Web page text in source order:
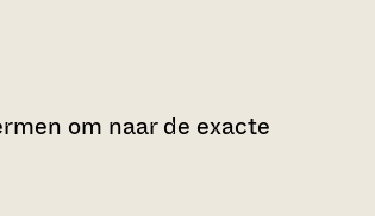
om naar de exacte